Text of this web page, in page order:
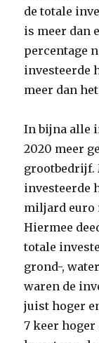
de totale
is meer dan
percentage
investeerde
meer dan
In bijna alle
2020 meer
grootbedrijf.
investeerde
miljard euro
Hiermee
totale
grond-,
waren de
juist hoger
7 keer